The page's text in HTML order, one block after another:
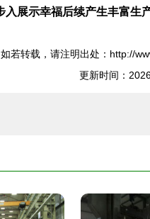
展示幸福后续产生丰富
如若转载，请注明出处：http://
更新时间：